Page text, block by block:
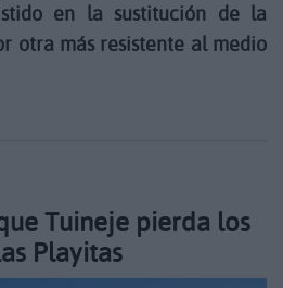
en la sustitución de la
otra más resistente al medio
Tuineje pierda los
Playitas